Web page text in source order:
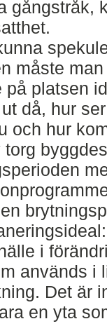
gångstråk,
måste man
på platsen
då, hur ser
och hur
torg
i
används i
Det är
en yta